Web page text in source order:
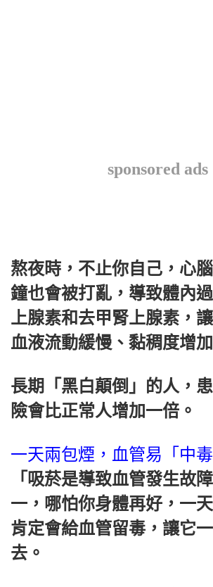
sponsored ads
熬夜時，不止你自己，心
鐘也會被打亂，導致體內
上腺素和去甲腎上腺素，
血液流動緩慢、黏稠度增加
長期「黑白顛倒」的人，
險會比正常人增加一倍。
一天兩包煙，血管易「中毒
「吸菸是導致血管發生故
一，哪怕你身體再好，一
肯定會給血管留毒，讓它
去。